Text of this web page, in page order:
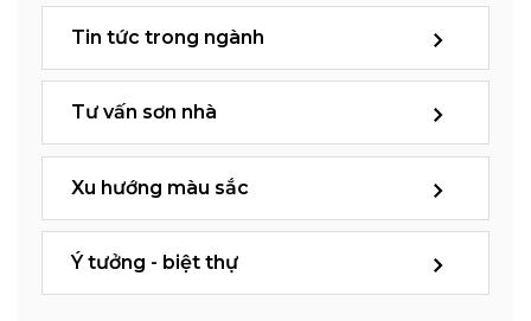
Tin tức trong ngành
Tư vấn sơn nhà
Xu hướng màu sắc
Ý tưởng - biệt thự